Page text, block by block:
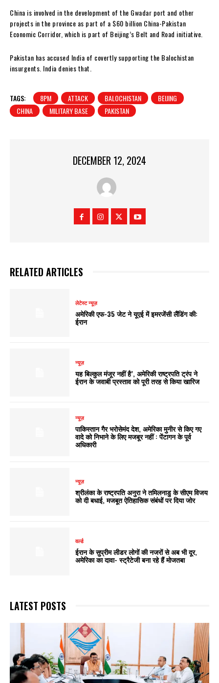
China is involved in the development of the Gwadar port and other
projects in the province as part of a $60 billion China-Pakistan
Economic Corridor, which is part of Beijing’s Belt and Road initiative.
Pakistan has accused India of covertly supporting the Balochistan
insurgents. India denies that.
TAGS: 8PM ATTACK BALOCHISTAN
BEIJING
CHINA
MILITARY BASE PAKISTAN
DECEMBER 12, 2024
RELATED ARTICLES
लेटेस्ट न्यूज़
अमेरिकी एफ-35 जेट ने यूएई में इमरजेंसी लैंडिंग की:
ईरान
न्यूज़
यह बिल्कुल मंजूर नहीं है’, अमेरिकी राष्ट्रपति ट्रंप ने
ईरान के जवाबी प्रस्ताव को पूरी तरह से किया खारिज
न्यूज़
पाकिस्तान गैर भरोसेमंद देश, अमेरिका मुनीर से किए गए
वादे को निभाने के लिए मजबूर नहीं : पेंटागन के पूर्व
अधिकारी
न्यूज़
श्रीलंका के राष्ट्रपति अनुरा ने तमिलनाडु के सीएम विजय
को दी बधाई, मजबूत ऐतिहासिक संबंधों पर दिया जोर
वर्ल्ड
ईरान के सुप्रीम लीडर लोगों की नजरों से अब भी दूर,
अमेरिका का दावा- स्ट्रैटेजी बना रहे हैं मोजतबा
LATEST POSTS